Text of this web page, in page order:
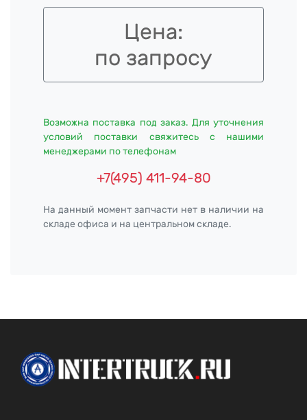
Цена:
по запросу
Возможна поставка под заказ. Для уточнения
условий поставки свяжитесь с нашими
менеджерами по телефонам
+7(495) 411-94-80
На данный момент запчасти нет в наличии на
складе офиса и на центральном складе.